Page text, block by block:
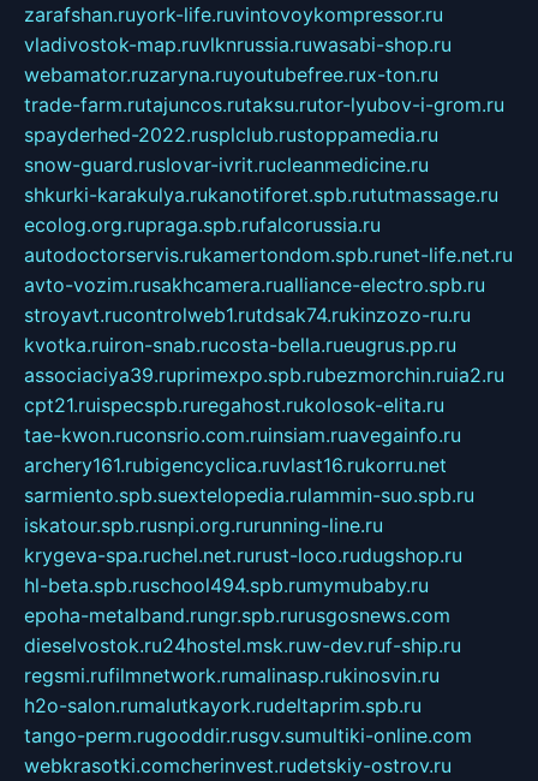
zarafshan.ruyork-life.ruvintovoykompressor.ru
vladivostok-map.ruvlknrussia.ruwasabi-shop.ru
webamator.ruzaryna.ruyoutubefree.rux-ton.ru
trade-farm.rutajuncos.rutaksu.rutor-lyubov-i-grom.ru
spayderhed-2022.rusplclub.rustoppamedia.ru
snow-guard.ruslovar-ivrit.rucleanmedicine.ru
shkurki-karakulya.rukanotiforet.spb.rututmassage.ru
ecolog.org.rupraga.spb.rufalcorussia.ru
autodoctorservis.rukamertondom.spb.runet-life.net.ru
avto-vozim.rusakhcamera.rualliance-electro.spb.ru
stroyavt.rucontrolweb1.rutdsak74.rukinzozo-ru.ru
kvotka.ruiron-snab.rucosta-bella.rueugrus.pp.ru
associaciya39.ruprimexpo.spb.rubezmorchin.ruia2.ru
cpt21.ruispecspb.ruregahost.rukolosok-elita.ru
tae-kwon.ruconsrio.com.ruinsiam.ruavegainfo.ru
archery161.rubigencyclica.ruvlast16.rukorru.net
sarmiento.spb.suextelopedia.rulammin-suo.spb.ru
iskatour.spb.rusnpi.org.rurunning-line.ru
krygeva-spa.ruchel.net.rurust-loco.rudugshop.ru
hl-beta.spb.ruschool494.spb.rumymubaby.ru
epoha-metalband.rungr.spb.rurusgosnews.com
dieselvostok.ru24hostel.msk.ruw-dev.ruf-ship.ru
regsmi.rufilmnetwork.rumalinasp.rukinosvin.ru
h2o-salon.rumalutkayork.rudeltaprim.spb.ru
tango-perm.rugooddir.rusgv.sumultiki-online.com
webkrasotki.comcherinvest.rudetskiy-ostrov.ru